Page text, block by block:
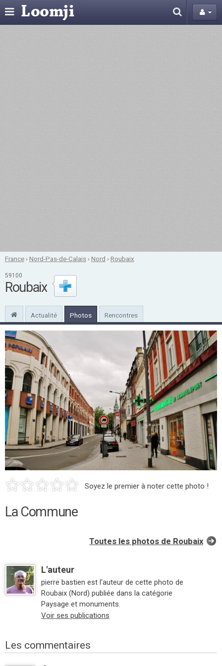
France ›Nord-Pas-de-Calais ›Nord ›Roubaix
59100
Roubaix
Actualité Photos Rencontres
Soyez le premier à noter cette photo !
La Commune
Toutes les photos de Roubaix
L'auteur
pierre bastien est l'auteur de cette photo de
Roubaix (Nord) publiée dans la catégorie
Paysage et monuments.
Voir ses publications
Les commentaires